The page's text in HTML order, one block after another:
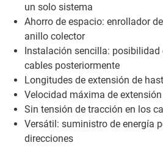
un solo sistema
Ahorro de espacio: enrollador
anillo colector
Instalación sencilla:
cables posteriormente
Longitudes de extensión de
Velocidad máxima de
Sin tensión de tracción en los
Versátil: suministro de energía
direcciones